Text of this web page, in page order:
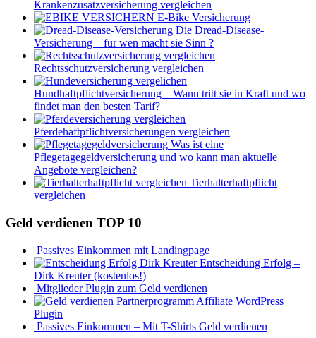
Krankenzusatzversicherung vergleichen
E-Bike Versicherung
Die Dread-Disease-
Versicherung – für wen macht sie Sinn ?
Rechtsschutzversicherung vergleichen
Hundhaftpflichtversicherung – Wann tritt sie in Kraft und wo
findet man den besten Tarif?
Pferdehaftpflichtversicherungen vergleichen
Was ist eine
Pflegetagegeldversicherung und wo kann man aktuelle
Angebote vergleichen?
Tierhalterhaftpflicht
vergleichen
Geld verdienen TOP 10
Passives Einkommen mit Landingpage
Entscheidung Erfolg –
Dirk Kreuter (kostenlos!)
Mitglieder Plugin zum Geld verdienen
Affiliate WordPress
Plugin
Passives Einkommen – Mit T-Shirts Geld verdienen